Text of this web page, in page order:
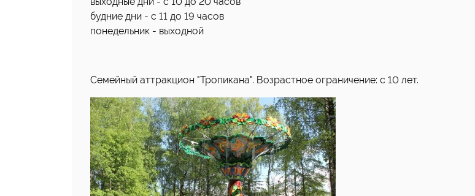
будние дни - с 11 до 19 часов
понедельник - выходной
Семейный аттракцион "Тропикана". Возрастное ограничение: с 10 лет.